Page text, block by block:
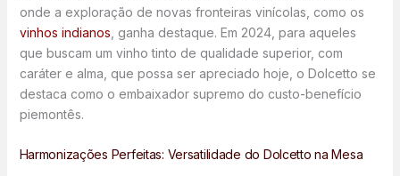
onde a exploração de novas fronteiras vinícolas, como os
vinhos indianos , ganha destaque. Em 2024, para aqueles
que buscam um vinho tinto de qualidade superior, com
caráter e alma, que possa ser apreciado hoje, o Dolcetto se
destaca como o embaixador supremo do custo-benefício
piemontês.
Harmonizações Perfeitas: Versatilidade do Dolcetto na Mesa